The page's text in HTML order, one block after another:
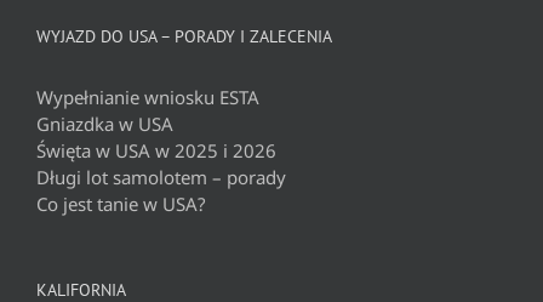
WYJAZD DO USA – PORADY I ZALECENIA
Wypełnianie wniosku ESTA
Gniazdka w USA
Święta w USA w 2025 i 2026
Długi lot samolotem – porady
Co jest tanie w USA?
KALIFORNIA